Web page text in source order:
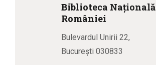
Biblioteca Națională
României
Bulevardul Unirii 22,
București 030833